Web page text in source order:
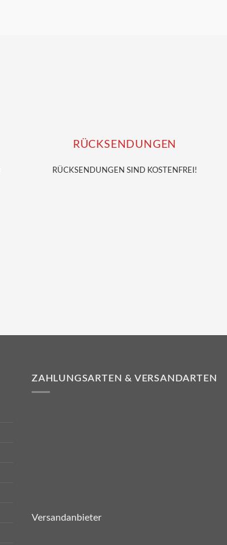
RÜCKSENDUNGEN
RÜCKSENDUNGEN SIND KOSTENFREI!
ZAHLUNGSARTEN & VERSANDARTEN
Versandanbieter